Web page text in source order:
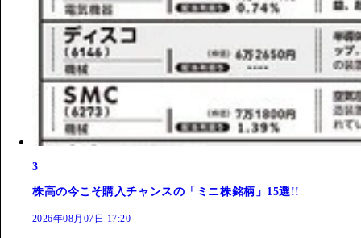
3
株高の今こそ購入チャンスの「ミニ株銘柄」15選!!
2026年08月07日 17:20